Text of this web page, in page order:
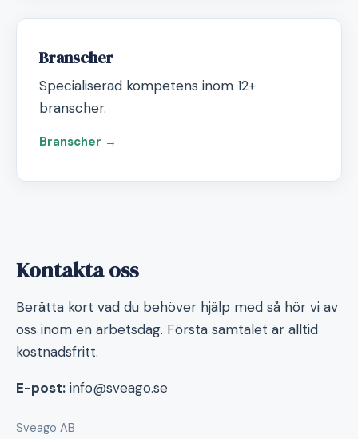
Branscher
Specialiserad kompetens inom 12+
branscher.
Branscher →
Kontakta oss
Berätta kort vad du behöver hjälp med så hör vi av
oss inom en arbetsdag. Första samtalet är alltid
kostnadsfritt.
E-post: info@sveago.se
Sveago AB